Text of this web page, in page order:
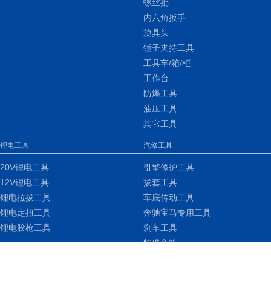
螺丝批
内六角扳手
旋具头
锤子夹持工具
工具车/箱/柜
工作台
防爆工具
油压工具
其它工具
锂电工具
20V锂电工具
12V锂电工具
锂电拉拔工具
锂电定扭工具
锂电胶枪工具
汽修工具
引擎修护工具
拔套工具
车底传动工具
奔驰宝马专用工具
刹车工具
特殊套筒